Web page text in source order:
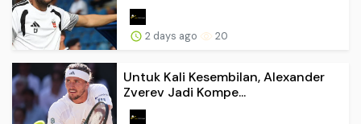
2 days ago 20
Untuk Kali Kesembilan, Alexander
Zverev Jadi Kompe...